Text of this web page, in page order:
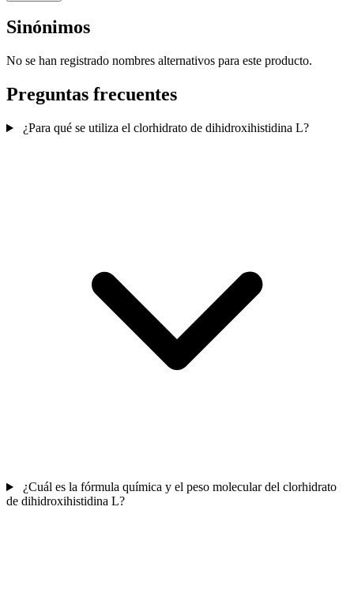
Sinónimos
No se han registrado nombres alternativos para este producto.
Preguntas frecuentes
¿Para qué se utiliza el clorhidrato de dihidroxihistidina L?
¿Cuál es la fórmula química y el peso molecular del clorhidrato
de dihidroxihistidina L?